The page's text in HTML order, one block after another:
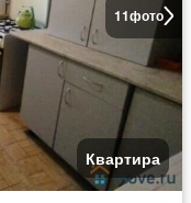
11фото
Квартира